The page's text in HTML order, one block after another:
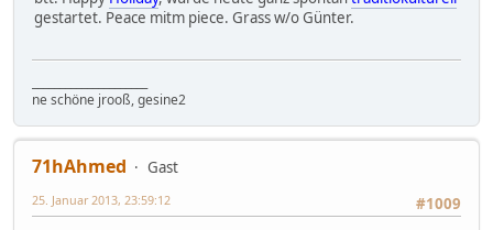
gestartet. Peace mitm piece. Grass w/o Günter.
ne schöne jrooß, gesine2
71hAhmed
Gast
#1009
25. Januar 2013, 23:59:12